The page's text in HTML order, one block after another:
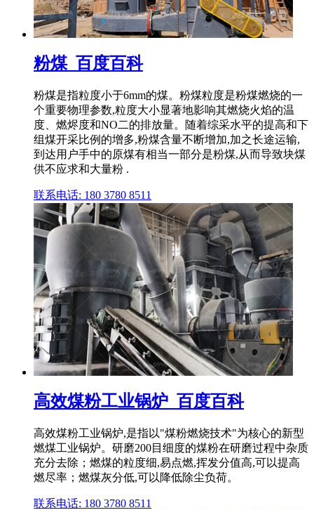
粉煤_百度百科
粉煤是指粒度小于6mm的煤。粉煤粒度是粉煤燃烧的一
个重要物理参数,粒度大小显著地影响其燃烧火焰的温
度、燃烬度和NO二的排放量。随着综采水平的提高和下
组煤开采比例的增多,粉煤含量不断增加,加之长途运输,
到达用户手中的原煤有相当一部分是粉煤,从而导致块煤
供不应求和大量粉 .
联系电话: 180 3780 8511
高效煤粉工业锅炉_百度百科
高效煤粉工业锅炉,是指以"煤粉燃烧技术"为核心的新型
燃煤工业锅炉。研磨200目细度的煤粉在研磨过程中杂质
充分去除；燃煤的粒度细,易点燃,挥发分值高,可以提高
燃尽率；燃煤灰分低,可以降低除尘负荷。
联系电话: 180 3780 8511